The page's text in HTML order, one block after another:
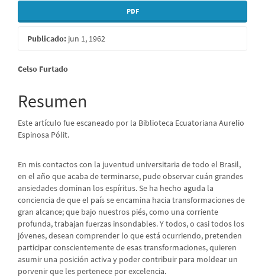
PDF
Publicado: jun 1, 1962
Contenido
principal
del
artículo
Celso Furtado
Resumen
Este artículo fue escaneado por la Biblioteca Ecuatoriana Aurelio
Espinosa Pólit.
En mis contactos con la juventud universitaria de todo el Brasil,
en el año que acaba de terminarse, pude observar cuán grandes
ansiedades dominan los espíritus. Se ha hecho aguda la
conciencia de que el país se encamina hacia transformaciones de
gran alcance; que bajo nuestros piés, como una corriente
profunda, trabajan fuerzas insondables. Y todos, o casi todos los
jóvenes, desean comprender lo que está ocurriendo, pretenden
participar conscientemente de esas transformaciones, quieren
asumir una posición activa y poder contribuir para moldear un
porvenir que les pertenece por excelencia.